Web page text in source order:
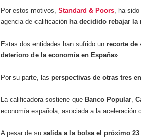
acelera la rentabilidad?
Meses sin intereses:
Planificar tu herencia
a los costes 21 de
¿Cuánto cuesta un
Por estos motivos, Standard & Poors, ha sido
agencia de calificación ha decidido rebajar la
Estas dos entidades han sufrido un recorte de
deterioro de la economía en España».
Por su parte, las perspectivas de otras tres
La calificadora sostiene que Banco Popular,
economía española, asociada a la aceleración
A pesar de su salida a la bolsa el próximo